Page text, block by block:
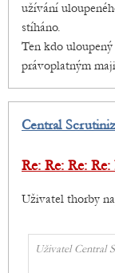
užívání
stíháno.
Ten kdo
právoplatným
Central
Re: Re: Re:
Uživatel thorby
Uživatel Central